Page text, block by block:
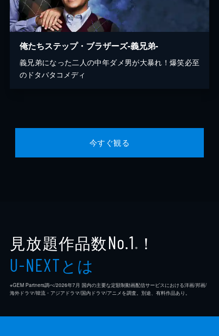
俺たちステップ・ブラザーズ-義兄弟-
義兄弟になった二人の中年ダメ男が大暴れ！爆笑必至
のドタバタコメディ
今すぐ観る
見放題作品数No.1 ※ ！
U-NEXTとは
※GEM Partners調べ/2026年7⽉ 国内の主要な定額制動画配信サービスにおける洋画/邦画/
海外ドラマ/韓流・アジアドラマ/国内ドラマ/アニメを調査。別途、有料作品あり。